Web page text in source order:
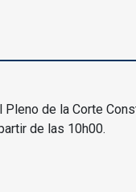
de la Corte
de las 10h00.